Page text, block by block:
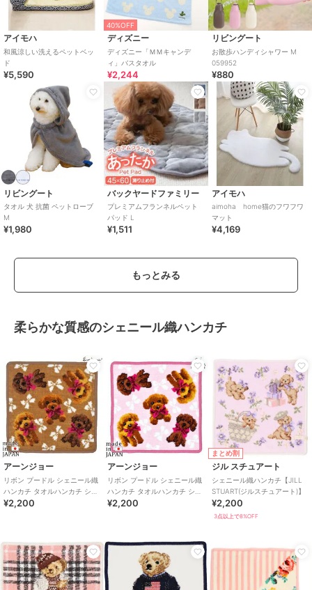
アイモハ
和風涼しい洗えるペットベッ
ド
¥5,590
40%OFF
ディズニー
ディズニー「ＭＭキャンデ
ィ」バスタオル
¥2,244
リビングート
お散歩ハンディシャワー M
059952
¥880
リビングート
タオル 犬 抗菌 ペットローブ
M
¥1,980
バックヤードファミリー
プレミアムフランネルペット
パッド L
¥1,511
アイモハ
aimoha home猫のフワフワ
マット
¥4,169
もっとみる
柔らかな質感のシェニール織ハンカチ
アーンジョー
リボン プードル シェニール織
ハンカチ タオルハンカチ シェ
ニール織 23cm ブラウン
¥2,200
アーンジョー
リボン プードル シェニール織
ハンカチ タオルハンカチ シェ
ニール織 23cm ピンク
¥2,200
まとめ割
ジル スチュアート
シェニール織ハンカチ【JILL
STUART(ジルスチュアート)】
¥2,200
3点以上で8%OFF